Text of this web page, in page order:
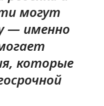
могут
— именно
которые